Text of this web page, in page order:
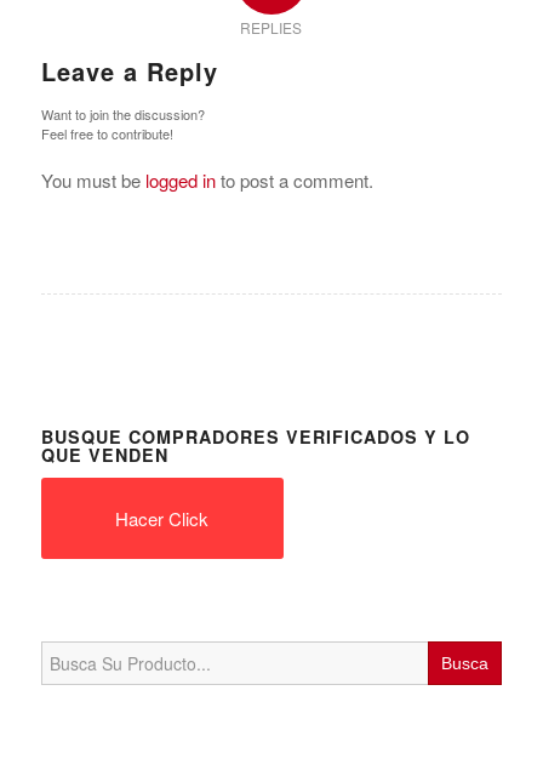
REPLIES
Leave a Reply
Want to join the discussion?
Feel free to contribute!
You must be logged into post a comment.
BUSQUE COMPRADORES VERIFICADOS Y LO
QUE VENDEN
Hacer Click
Search
for: